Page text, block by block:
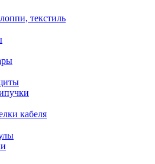
текстиль
кабеля